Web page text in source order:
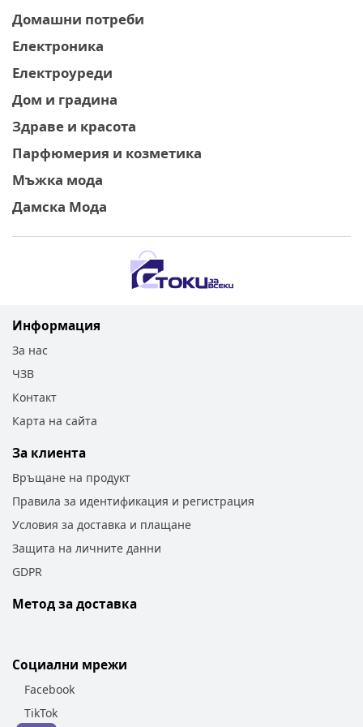
Домашни потреби
Електроника
Електроуреди
Дом и градина
Здраве и красота
Парфюмерия и козметика
Мъжка мода
Дамска Мода
Информация
За нас
ЧЗВ
Контакт
Карта на сайта
За клиента
Връщане на продукт
Правила за идентификация и регистрация
Условия за доставка и плащане
Защита на личните данни
GDPR
Метод за доставка
Социални мрежи
Facebook
TikTok